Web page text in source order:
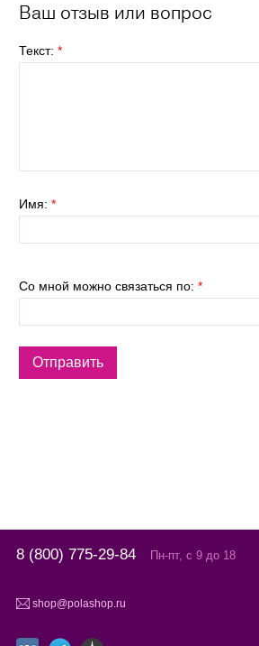
Ваш отзыв или вопрос
Текст: *
Имя: *
Со мной можно связаться по: *
8 (800) 775-29-84 Пн-пт, с 9 до 18
shop@polashop.ru